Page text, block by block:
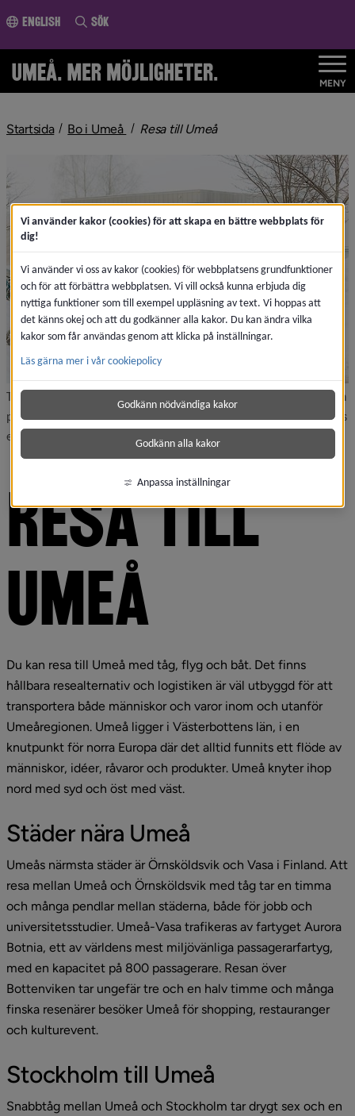
innehållet
English Sök
MENY
Startsida Bo i Umeå nivå i brödsmulenavigeringen
Resa till Umeånivå i
Tågstationen Umeå Östra är avstigningsplats för de resenärer och
pendlare som ska till Umeå campus, Norrlands universitetssjukhus
eller östra Umeå. Foto: Amanda Sveed.
RESA TILL
UMEÅ
Du kan resa till Umeå med tåg, flyg och båt. Det finns
hållbara resealternativ och logistiken är väl utbyggd för att
transportera både människor och varor inom och utanför
Umeåregionen. Umeå ligger i Västerbottens län, i en
knutpunkt för norra Europa där det alltid funnits ett flöde av
människor, idéer, råvaror och produkter. Umeå knyter ihop
nord med syd och öst med väst.
Städer nära Umeå
Umeås närmsta städer är Örnsköldsvik och Vasa i Finland. Att
resa mellan Umeå och Örnsköldsvik med tåg tar en timma
och många pendlar mellan städerna, både för jobb och
universitetsstudier. Umeå-Vasa trafikeras av fartyget Aurora
Botnia, ett av världens mest miljövänliga passagerarfartyg,
med en kapacitet på 800 passagerare. Resan över
Bottenviken tar ungefär tre och en halv timme och många
finska resenärer besöker Umeå för shopping, restauranger
och kulturevent.
Stockholm till Umeå
Snabbtåg mellan Umeå och Stockholm tar drygt sex och en
Vi använder kakor (cookies) för att skapa en bättre webbplats för
dig!
Vi använder vi oss av kakor (cookies) för webbplatsens grundfunktioner
och för att förbättra webbplatsen. Vi vill också kunna erbjuda dig
nyttiga funktioner som till exempel uppläsning av text. Vi hoppas att
det känns okej och att du godkänner alla kakor. Du kan ändra vilka
kakor som får användas genom att klicka på inställningar.
Läs gärna mer i vår cookiepolicy
Godkänn nödvändiga kakor
Godkänn alla kakor
Anpassa inställningar